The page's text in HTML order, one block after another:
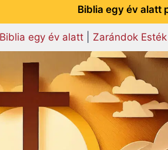
Biblia egy év alatt
Biblia egy év alatt| Zarándok Esték